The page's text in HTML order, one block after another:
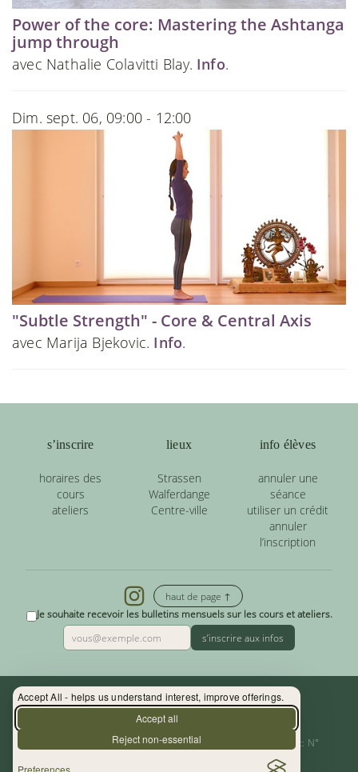
Accept All - helps us understand interest, improve offerings.
Accept all
Reject non-essential
Preferences
Power of the core: Mastering the Ashtanga
jump through
avec Nathalie Colavitti Blay. Info.
Dim. sept. 06, 09:00 - 12:00
"Subtle Strength" - Core & Central Axis
avec Marija Bjekovic. Info.
s’inscrire
horaires des
cours
ateliers
lieux
Strassen
Walferdange
Centre-ville
info élèves
annuler une
séance
utiliser un crédit
annuler
l’inscription
haut de page ↑
Je souhaite recevoir les bulletins mensuels sur les cours et ateliers.
s’inscrire aux infos
Contact : (+352) 33 34 19 - info@yoga.lu
Centre de Yoga - La Source s.àr.l. — Autor. d’Etablissement: N°